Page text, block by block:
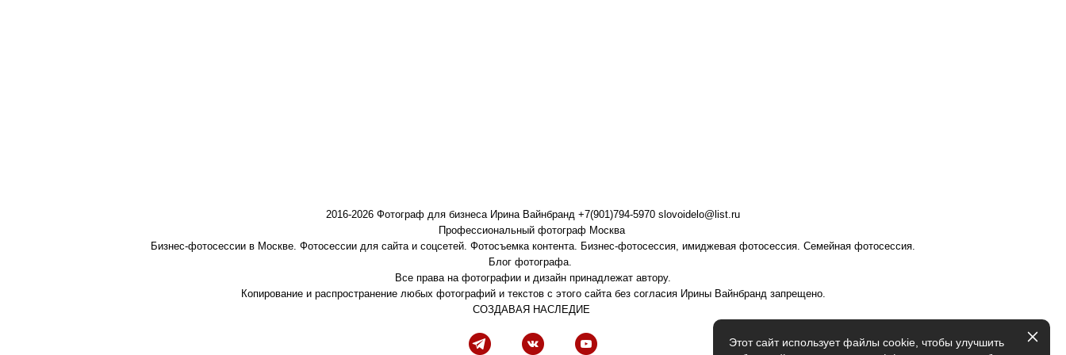
2016-2026 Фотограф для бизнеса Ирина Вайнбранд +7(901)794-5970 slovoidelo@list.ru
Профессиональный фотограф Москва
Бизнес-фотосессии в Москве. Фотосессии для сайта и соцсетей. Фотосъемка контента. Бизнес-фотосессия, имиджевая фотосессия. Семейная фотосессия.
Блог фотографа.
Все права на фотографии и дизайн принадлежат автору.
Копирование и распространение любых фотографий и текстов с этого сайта без согласия Ирины Вайнбранд запрещено.
СОЗДАВАЯ НАСЛЕДИЕ
Этот сайт использует файлы cookie, чтобы улучшить